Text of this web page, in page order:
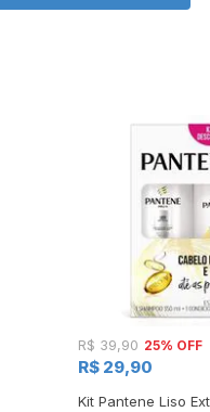
R$ 39,90 25% OFF
R$ 29,90
Kit Pantene Liso